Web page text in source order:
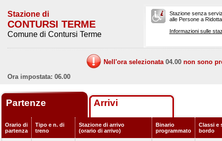
Stazione di
CONTURSI TERME
Comune di Contursi Terme
Stazione senza
alle Persone a
Informazioni sulle
Nell'ora selezionata 04.00 non sono
Ora impostata: 06.00
Partenze Arrivi
Orario di
partenza
Tipo e n. di
treno
Stazione di arrivo
(orario di arrivo)
Binario
programmato
Classi e
bordo